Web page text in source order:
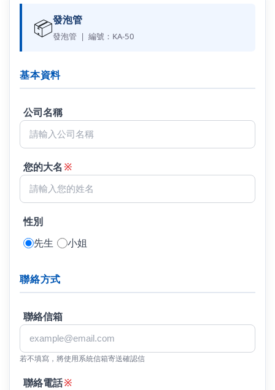
📦發泡管
發泡管 | 編號：KA-50
基本資料
公司名稱
您的大名 ※
性別
先生
小姐
聯絡方式
聯絡信箱
若不填寫，將使用系統信箱寄送確認信
聯絡電話※